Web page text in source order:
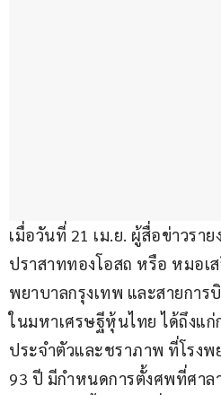
เมื่อวันที่ 21 เม.ย. ผู้สื่อข่าวรา
ปราสาททองโอสถ หรือ หมอเส
พยาบาลกรุงเทพ และสายการ
ในมหาเศรษฐีหุ้นไทย ได้ถึงแก่
ประจำตัวและชราภาพ ที่โรงพ
93 ปี มีกำหนดการตั้งศพที่ศาล